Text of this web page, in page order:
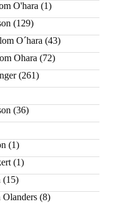
O'hara (1)
(129)
O´hara (43)
Ohara (72)
(261)
(36)
(1)
(1)
(15)
Olanders (8)